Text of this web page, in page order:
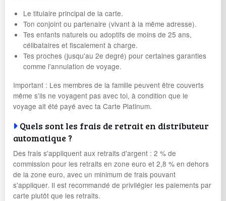
Le titulaire principal de la carte.
Ton conjoint ou partenaire (vivant à la même adresse).
Tes enfants naturels ou adoptifs de moins de 25 ans,
célibataires et fiscalement à charge.
Tes proches (jusqu'au 2e degré) pour certaines garanties
comme l'annulation de voyage.
Important : Les membres de la famille peuvent être couverts
même s'ils ne voyagent pas avec toi, à condition que le
voyage ait été payé avec ta Carte Platinum.
Quels sont les frais de retrait en distributeur
automatique ?
Des frais s'appliquent aux retraits d'argent : 2 % de
commission pour les retraits en zone euro et 2,8 % en dehors
de la zone euro, avec un minimum de frais pouvant
s'appliquer. Il est recommandé de privilégier les paiements par
carte plutôt que les retraits.